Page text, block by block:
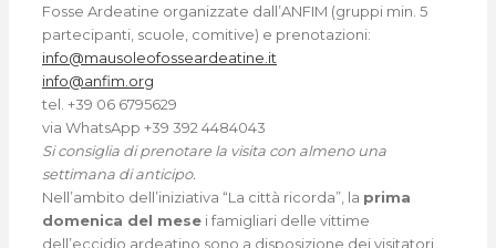
Fosse Ardeatine organizzate dall’ANFIM (gruppi min. 5
partecipanti, scuole, comitive) e prenotazioni:
info@mausoleofosseardeatine.it
info@anfim.org
tel. +39 06 6795629
via WhatsApp +39 392 4484043
Si consiglia di prenotare la visita con almeno una
settimana di anticipo.
Nell’ambito dell’iniziativa “La città ricorda”, la prima
domenica del mese i famigliari delle vittime
dell’eccidio ardeatino sono a disposizione dei visitatori,